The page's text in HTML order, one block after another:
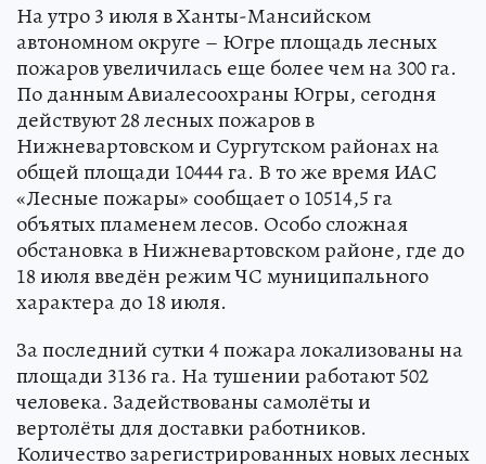
На утро 3 июля в Ханты-Мансийском
автономном округе – Югре площадь лесных
пожаров увеличилась еще более чем на 300 га.
По данным Авиалесоохраны Югры, сегодня
действуют 28 лесных пожаров в
Нижневартовском и Сургутском районах на
общей площади 10444 га. В то же время ИАС
«Лесные пожары» сообщает о 10514,5 га
объятых пламенем лесов. Особо сложная
обстановка в Нижневартовском районе, где до
18 июля введён режим ЧС муниципального
характера до 18 июля.
За последний сутки 4 пожара локализованы на
площади 3136 га. На тушении работают 502
человека. Задействованы самолёты и
вертолёты для доставки работников.
Количество зарегистрированных новых лесных